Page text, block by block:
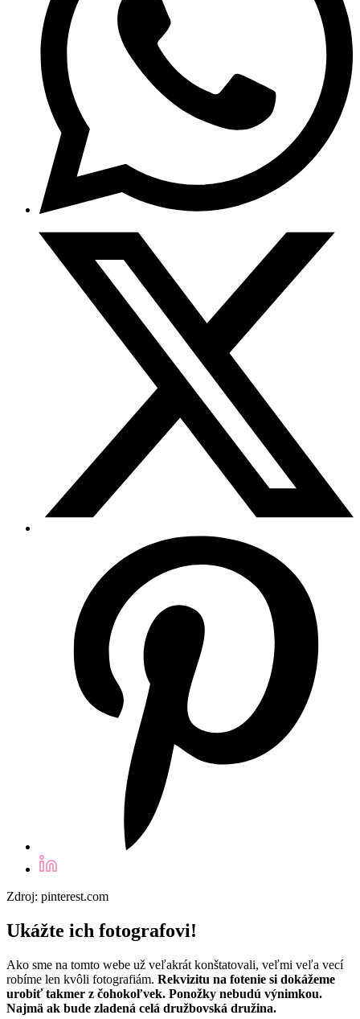
Zdroj: pinterest.com
Ukážte ich fotografovi!
Ako sme na tomto webe už veľakrát konštatovali, veľmi veľa vecí
robíme len kvôli fotografiám. Rekvizitu na fotenie si dokážeme
urobiť takmer z čohokoľvek. Ponožky nebudú výnimkou.
Najmä ak bude zladená celá družbovská družina.